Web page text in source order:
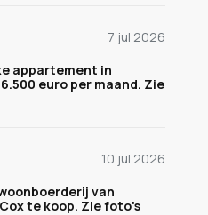
7 jul 2026
appartement in
euro per maand. Zie
10 jul 2026
van
te koop. Zie foto's